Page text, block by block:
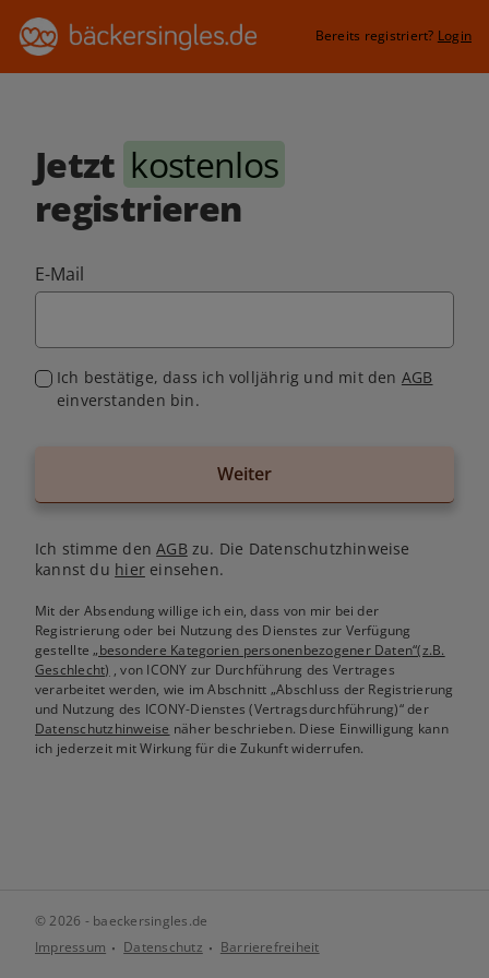
Bereits registriert? Login
Jetzt kostenlos
registrieren
E-Mail
Ich bestätige, dass ich volljährig und mit den AGB
einverstanden bin.
Weiter
Ich stimme denAGB zu. Die Datenschutzhinweise
kannst du hiereinsehen.
Mit der Absendung willige ich ein, dass von mir bei der
Registrierung oder bei Nutzung des Dienstes zur Verfügung
gestellte„besondere Kategorien personenbezogener Daten“(z.B.
Geschlecht) , von ICONY zur Durchführung des Vertrages
verarbeitet werden, wie im Abschnitt „Abschluss der Registrierung
und Nutzung des ICONY-Dienstes (Vertragsdurchführung)“ der
Datenschutzhinweise näher beschrieben. Diese Einwilligung kann
ich jederzeit mit Wirkung für die Zukunft widerrufen.
© 2026 - baeckersingles.de
Impressum
Datenschutz Barrierefreiheit